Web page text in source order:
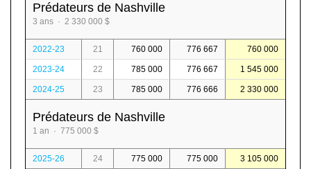
Prédateurs de Nashville
3 ans · 2 330 000 $
2022-23 21 760 000 776 667 760 000
2023-24 22 785 000 776 667 1 545 000
2024-25 23 785 000 776 666 2 330 000
Prédateurs de Nashville
1 an · 775 000 $
2025-26 24 775 000 775 000 3 105 000